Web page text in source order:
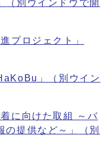
（別ウインドウで開
プロジェクト」
」
（別ウイン
に向けた取組 ～バ
の提供など～」
（別